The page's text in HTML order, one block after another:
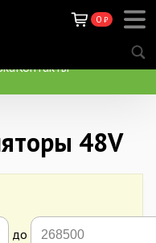
0 ₽
Контакты
48V
до